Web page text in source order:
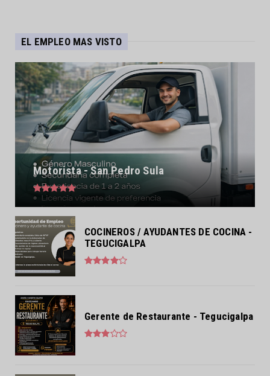
EL EMPLEO MAS VISTO
Motorista - San Pedro Sula
COCINEROS / AYUDANTES DE COCINA -
TEGUCIGALPA
Gerente de Restaurante - Tegucigalpa